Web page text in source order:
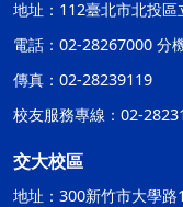
地址：112臺北市北投
電話：02-28267000 分
傳真：02-28239119
校友服務專線：02-
交大校區
地址：300新竹市大學